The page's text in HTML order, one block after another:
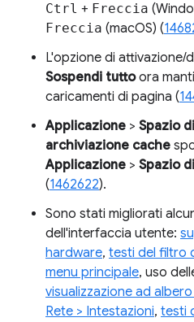
Ctrl + Freccia
Freccia (macOS) (
L'opzione di attivazione/
Sospendi tuttoora
caricamenti di pagina (
Applicazione > Spazio
archiviazione cache
Applicazione > Spazio
(1462622).
Sono stati migliorati
dell'interfaccia utente:
hardware, testi del filtro
menu principale, uso
visualizzazione ad
Rete > Intestazioni, testi